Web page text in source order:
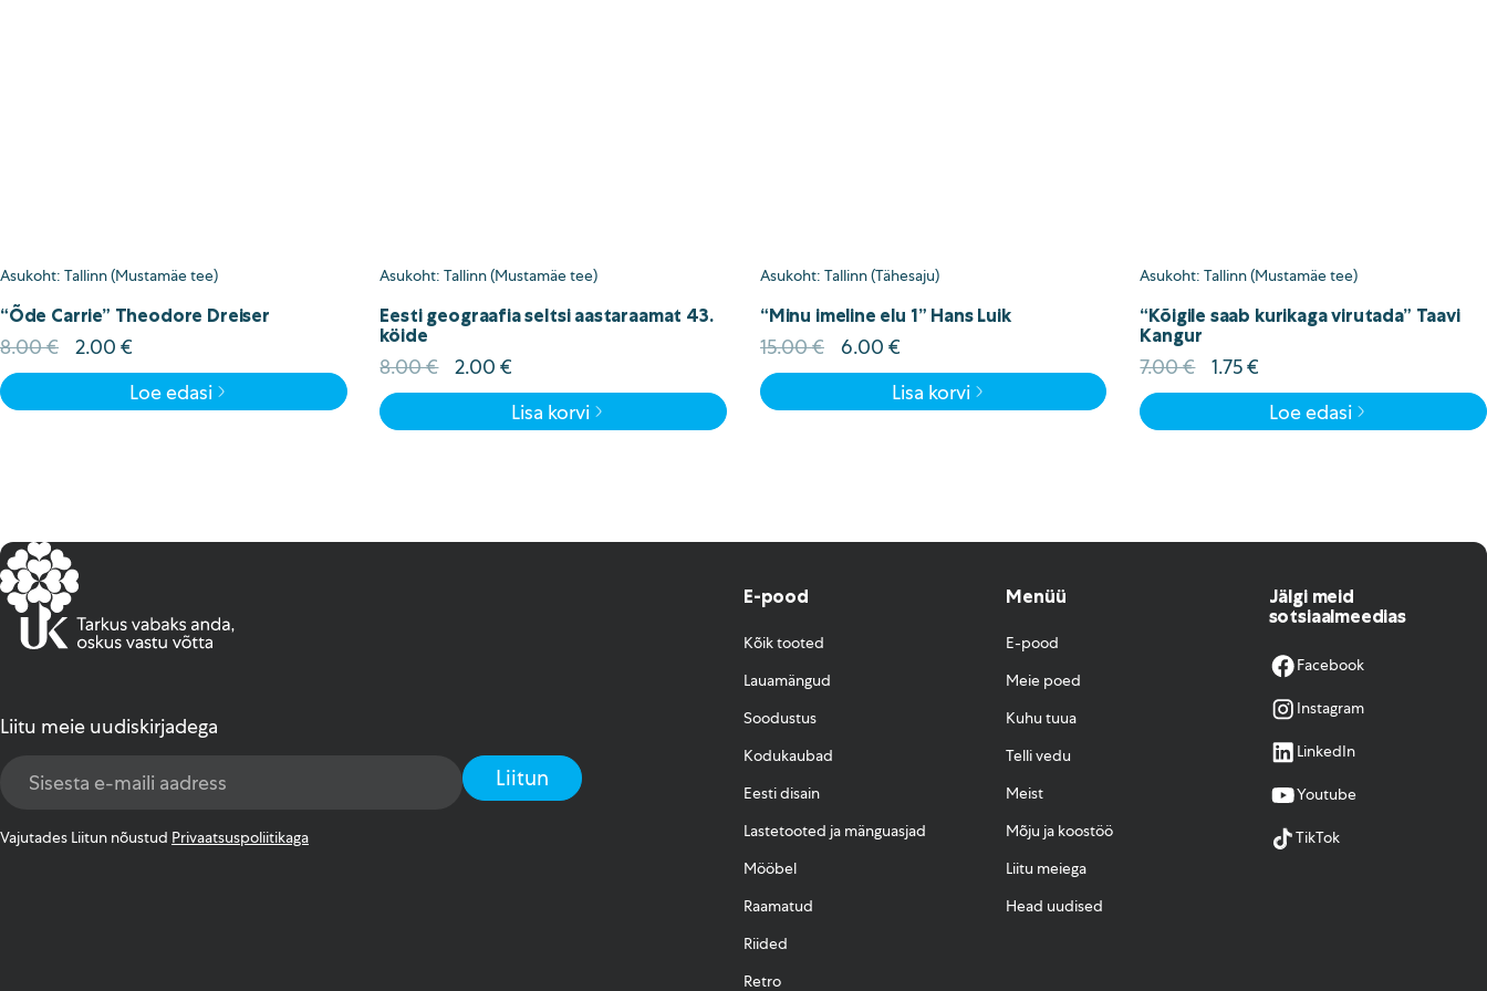
Asukoht: Tallinn (Mustamäe tee)
“Õde Carrie” Theodore Dreiser
8.00€
Algne
hind
2.00 €
price
is:
Loe edasi
Asukoht: Tallinn (Mustamäe tee)
Eesti geograafia seltsi aastaraamat 43.
köide
8.00€
Algne
hind
2.00€
price
is:
Lisa korvi
Asukoht: Tallinn (Tähesaju)
“Minu imeline elu 1” Hans Luik
15.00€
Algne
hind
6.00 €Current
price
is:
Lisa korvi
Asukoht: Tallinn (Mustamäe tee)
“Kõigile saab kurikaga virutada” Taavi
Kangur
7.00€
Algne
hind
1.75€
price
is:
Loe edasi
Liitu meie uudiskirjadega
Address
Vajutades Liitun nõustud Privaatsuspoliitikaga
E-pood
Kõik tooted
Lauamängud
Soodustus
Kodukaubad
Eesti disain
Lastetooted ja mänguasjad
Mööbel
Raamatud
Riided
Retro
Menüü
E-pood
Meie poed
Kuhu tuua
Telli vedu
Meist
Mõju ja koostöö
Liitu meiega
Head uudised
Jälgi meid
sotsiaalmeedias
Facebook
Instagram
LinkedIn
Youtube
TikTok